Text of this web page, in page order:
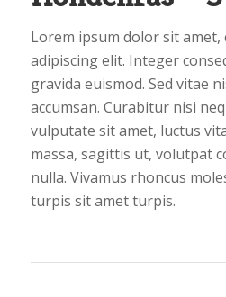
Lorem ipsum dolor sit amet,
adipiscing elit. Integer
gravida euismod. Sed vitae
accumsan. Curabitur nisi
vulputate sit amet, luctus
massa, sagittis ut, volutpat
nulla. Vivamus rhoncus
turpis sit amet turpis.